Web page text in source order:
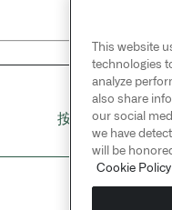
NEXT
按名称首次合并
This website
technologies
analyze
also share
our social
we have
will be
Cookie Policy